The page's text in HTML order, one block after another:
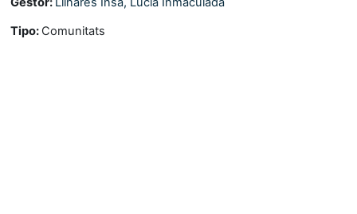
Tipo: Comunitats